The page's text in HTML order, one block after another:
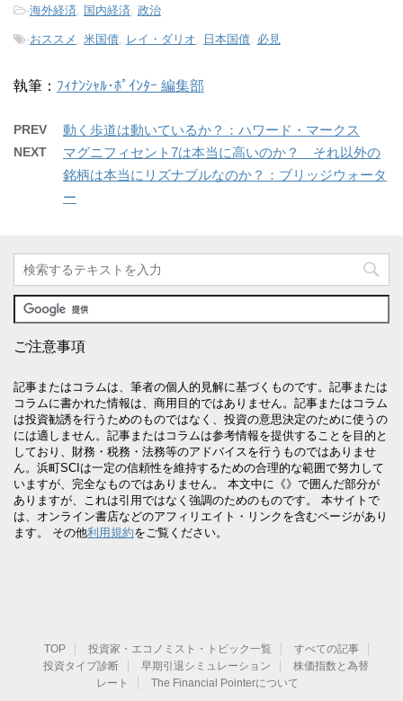
-海外経済, 国内経済, 政治
-おススメ , 米国債, レイ・ダリオ, 日本国債, 必見
執筆： ﾌｨﾅﾝｼｬﾙ･ﾎﾟｲﾝﾀｰ 編集部
PREV 動く歩道は動いているか？：ハワード・マークス
NEXT
マグニフィセント7は本当に高いのか？ それ以外の
銘柄は本当にリズナブルなのか？：ブリッジウォータ
ー
ご注意事項
記事またはコラムは、筆者の個人的見解に基づくものです。記事または
コラムに書かれた情報は、商用目的ではありません。記事またはコラム
は投資勧誘を行うためのものではなく、投資の意思決定のために使うの
には適しません。記事またはコラムは参考情報を提供することを目的と
しており、財務・税務・法務等のアドバイスを行うものではありませ
ん。浜町SCIは一定の信頼性を維持するための合理的な範囲で努力して
いますが、完全なものではありません。 本文中に《》で囲んだ部分が
ありますが、これは引用ではなく強調のためのものです。 本サイトで
は、オンライン書店などのアフィリエイト・リンクを含むページがあり
ます。 その他利用規約をご覧ください。
TOP 投資家・エコノミスト・トピック一覧
すべての記事
投資タイプ診断
早期引退シミュレーション
株価指数と為替
レート
The Financial Pointerについて